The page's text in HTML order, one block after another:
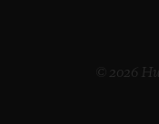
© 2026